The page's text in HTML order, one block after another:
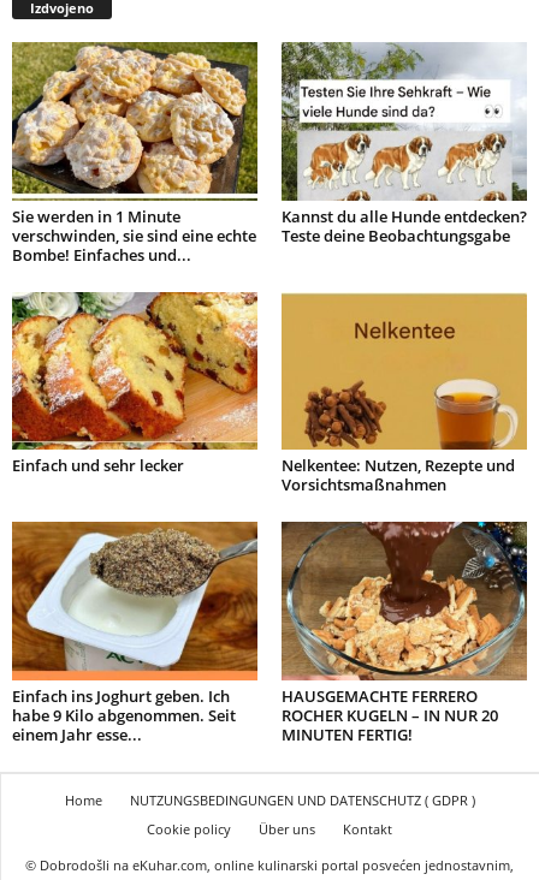
Izdvojeno
Sie werden in 1 Minute
verschwinden, sie sind eine echte
Bombe! Einfaches und...
Kannst du alle Hunde entdecken?
Teste deine Beobachtungsgabe
Einfach und sehr lecker
Nelkentee: Nutzen, Rezepte und
Vorsichtsmaßnahmen
Einfach ins Joghurt geben. Ich
habe 9 Kilo abgenommen. Seit
einem Jahr esse...
HAUSGEMACHTE FERRERO
ROCHER KUGELN – IN NUR 20
MINUTEN FERTIG!
Home
NUTZUNGSBEDINGUNGEN UND DATENSCHUTZ ( GDPR )
Cookie policy
Über uns
Kontakt
© Dobrodošli na eKuhar.com, online kulinarski portal posvećen jednostavnim,